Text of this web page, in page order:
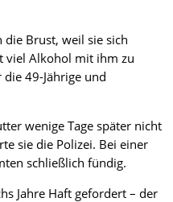
Brust, weil sie sich
viel Alkohol mit ihm zu
49-Jährige und
wenige Tage später nicht
sie die Polizei. Bei einer
schließlich fündig.
Jahre Haft gefordert – der